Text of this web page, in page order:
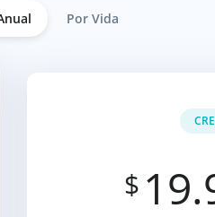
Por Vida
$